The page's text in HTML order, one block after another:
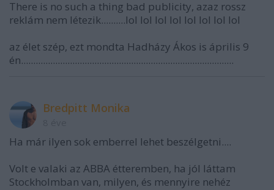
There is no such a thing bad publicity, azaz rossz
reklám nem létezik..........lol lol lol lol lol lol lol lol
az élet szép, ezt mondta Hadházy Ákos is április 9
én.......................................................................................
Bredpitt Monika
Ha már ilyen sok emberrel lehet beszélgetni....
Volt e valaki az ABBA étteremben, ha jól láttam
Stockholmban van, milyen, és mennyire nehéz